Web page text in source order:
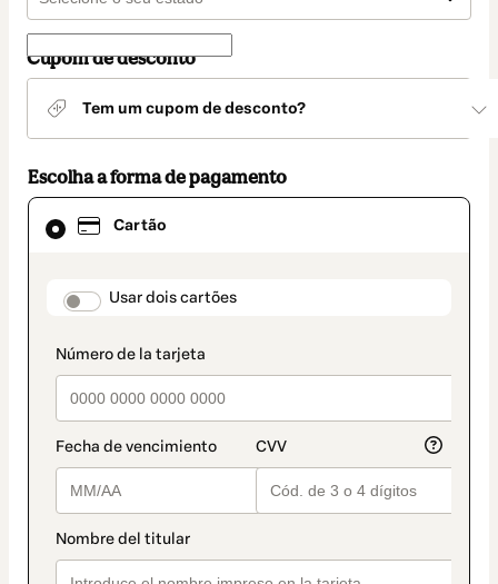
Cupom de desconto
Tem um cupom de desconto?
Escolha a forma de pagamento
Cartão
payment_data.section_title_v2
Usar dois cartões
Cartão
selecionado
pagamento